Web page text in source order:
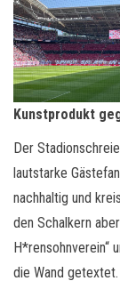
Kunstprodukt
Der
lautstarke
nachhaltig und
den Schalkern
H*rensohnverein“
die Wand